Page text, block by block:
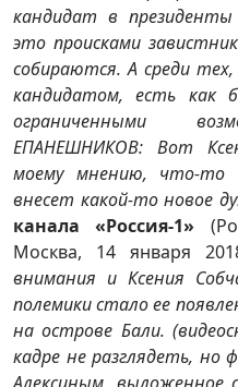
кандидат в президенты
это происками
собираются. А среди
кандидатом, есть как
ограниченными
ЕПАНЕШНИКОВ: Вот
моему мнению, что-
внесет какой-то новое
канала «Россия-1»
Москва, 14 января
внимания и Ксения
полемики стало ее
на острове Бали.
кадре не разглядеть,